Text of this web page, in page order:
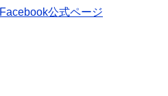
Facebook公式ページ